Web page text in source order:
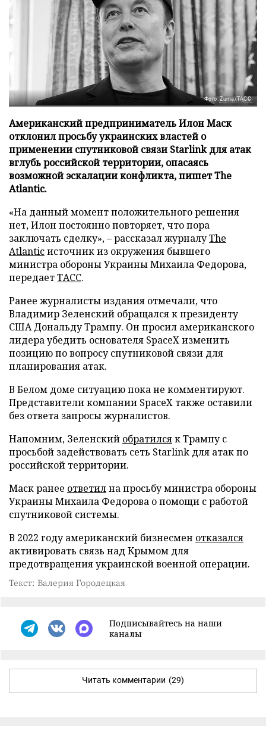
Фото: Zuma/ТАСС
Американский предприниматель Илон Маск
отклонил просьбу украинских властей о
применении спутниковой связи Starlink для атак
вглубь российской территории, опасаясь
возможной эскалации конфликта, пишет The
Atlantic.
«На данный момент положительного решения
нет, Илон постоянно повторяет, что пора
заключать сделку», – рассказал журналуThe
Atlanticисточник из окружения бывшего
министра обороны Украины Михаила Федорова,
передаетТАСС.
Ранее журналисты издания отмечали, что
Владимир Зеленский обращался к президенту
США Дональду Трампу. Он просил американского
лидера убедить основателя SpaceX изменить
позицию по вопросу спутниковой связи для
планирования атак.
В Белом доме ситуацию пока не комментируют.
Представители компании SpaceX также оставили
без ответа запросы журналистов.
Напомним, Зеленский обратилсяк Трампу с
просьбой задействовать сеть Starlink для атак по
российской территории.
Маск ранее ответилна просьбу министра обороны
Украины Михаила Федорова о помощи с работой
спутниковой системы.
В 2022 году американский бизнесмен отказался
активировать связь над Крымом для
предотвращения украинской военной операции.
Текст: Валерия Городецкая
Подписывайтесь на наши
каналы
Читать комментарии (29)